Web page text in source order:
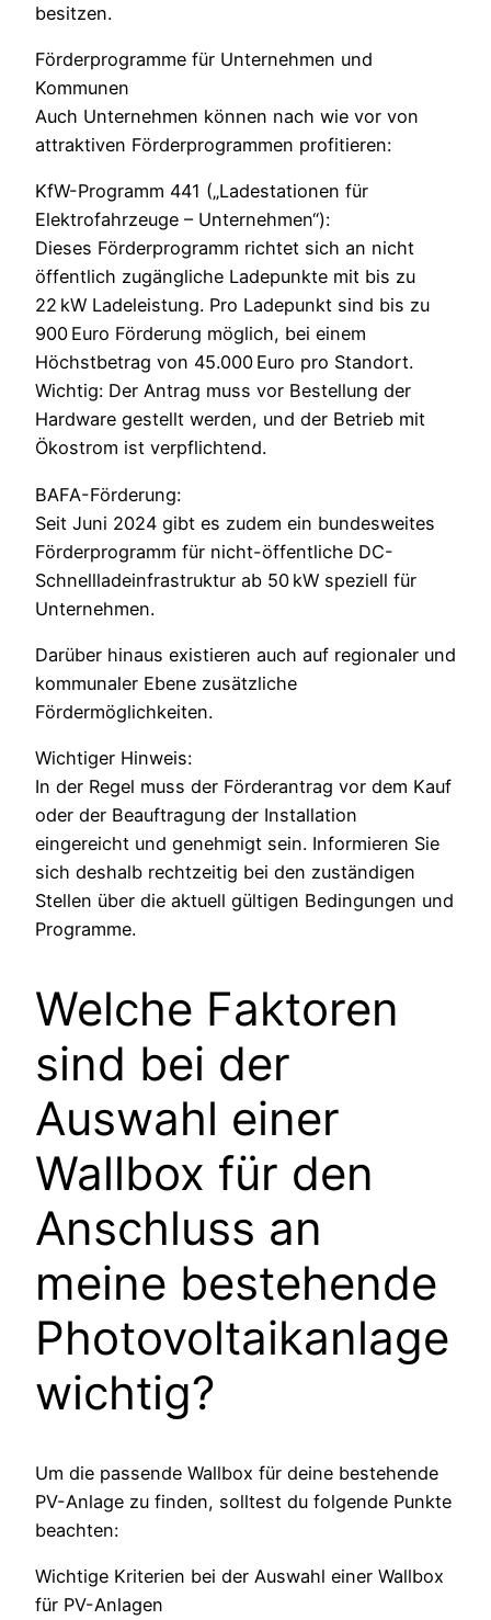
besitzen.
Förderprogramme für Unternehmen und
Kommunen
Auch Unternehmen können nach wie vor von
attraktiven Förderprogrammen profitieren:
KfW-Programm 441 („Ladestationen für
Elektrofahrzeuge – Unternehmen“):
Dieses Förderprogramm richtet sich an nicht
öffentlich zugängliche Ladepunkte mit bis zu
22 kW Ladeleistung. Pro Ladepunkt sind bis zu
900 Euro Förderung möglich, bei einem
Höchstbetrag von 45.000 Euro pro Standort.
Wichtig: Der Antrag muss vor Bestellung der
Hardware gestellt werden, und der Betrieb mit
Ökostrom ist verpflichtend.
BAFA-Förderung:
Seit Juni 2024 gibt es zudem ein bundesweites
Förderprogramm für nicht-öffentliche DC-
Schnellladeinfrastruktur ab 50 kW speziell für
Unternehmen.
Darüber hinaus existieren auch auf regionaler und
kommunaler Ebene zusätzliche
Fördermöglichkeiten.
Wichtiger Hinweis:
In der Regel muss der Förderantrag vor dem Kauf
oder der Beauftragung der Installation
eingereicht und genehmigt sein. Informieren Sie
sich deshalb rechtzeitig bei den zuständigen
Stellen über die aktuell gültigen Bedingungen und
Programme.
Welche Faktoren
sind bei der
Auswahl einer
Wallbox für den
Anschluss an
meine bestehende
Photovoltaikanlage
wichtig?
Um die passende Wallbox für deine bestehende
PV-Anlage zu finden, solltest du folgende Punkte
beachten:
Wichtige Kriterien bei der Auswahl einer Wallbox
für PV-Anlagen